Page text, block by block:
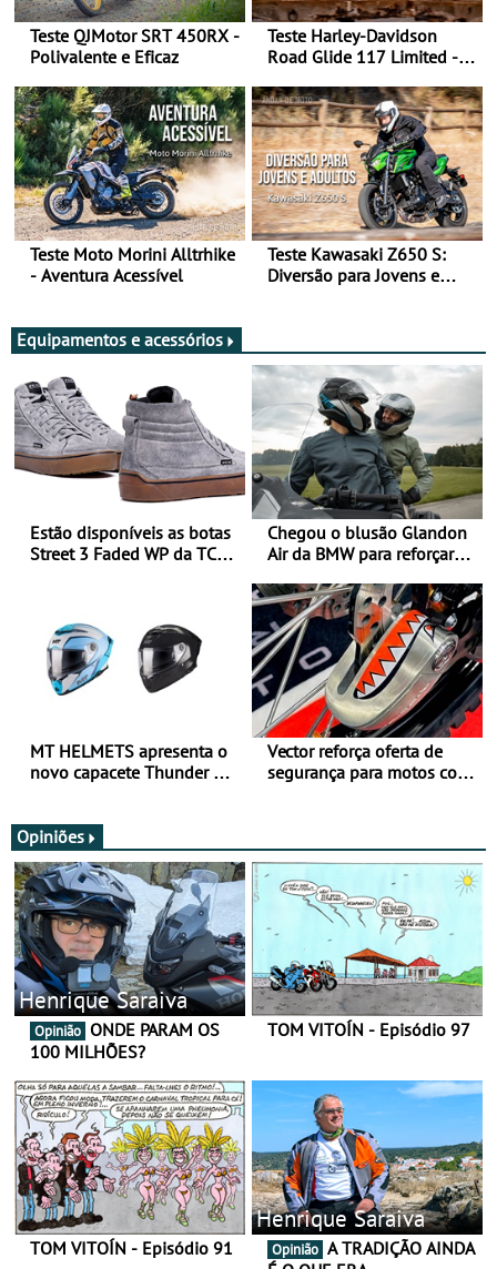
Teste QJMotor SRT 450RX -
Polivalente e Eficaz
Teste Harley-Davidson
Road Glide 117 Limited - A
Teste Moto Morini Alltrhike
- Aventura Acessível
Teste Kawasaki Z650 S:
Diversão para Jovens e
Equipamentos e acessórios
Estão disponíveis as botas
Street 3 Faded WP da TCX
Chegou o blusão Glandon
Air da BMW para reforçar
verão
MT HELMETS apresenta o
novo capacete Thunder 4 R
Vector reforça oferta de
segurança para motos com
Opiniões
Henrique Saraiva
Opinião
100 MILHÕES?
TOM VITOÍN - Episódio 97
TOM VITOÍN - Episódio 91
Henrique Saraiva
Opinião